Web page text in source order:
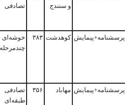
و سنندج
تصادفی
پرسشنامه+پیمایش کوهدشت ۳۸۳
خوشه‌ای
پرسشنامه+پیمایش مهاباد ۳۵۶
تصادفی
طبقه‌ای